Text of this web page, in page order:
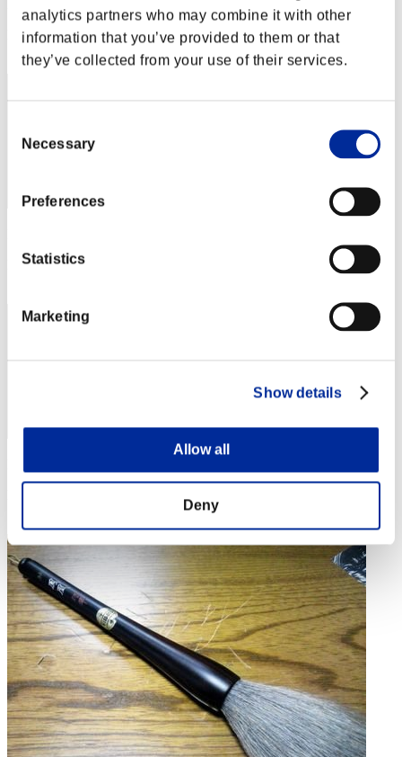
analytics partners who may combine it with other
information that you’ve provided to them or that
they’ve collected from your use of their services.
Selection
Necessary
Preferences
Statistics
Marketing
Show details
Allow all
Deny
Posición
Posición